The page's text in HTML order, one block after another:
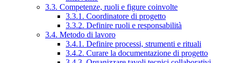
3.3. Competenze, ruoli e figure coinvolte
3.3.1. Coordinatore di progetto
3.3.2. Definire ruoli e responsabilità
3.4. Metodo di lavoro
3.4.1. Definire processi, strumenti e rituali
3.4.2. Curare la documentazione di progetto